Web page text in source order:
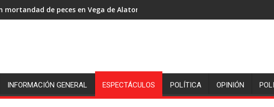
mortandad de peces en Vega de Alatorre: pescadores piden escolleras para
INFORMACIÓN GENERAL ESPECTÁCULOS POLÍTICA OPINIÓN